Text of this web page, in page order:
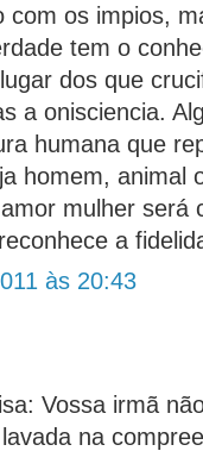
com os impios,
tem o
dos que
a onisciencia.
humana que
homem, animal
mulher será
a
às 20:43
Vossa irmã
na